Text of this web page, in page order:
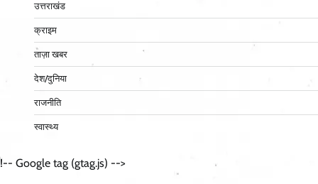
उत्तराखंड
क्राइम
ताज़ा खबर
देश/दुनिया
राजनीति
स्वास्थ्य
!-- Google tag (gtag.js) -->